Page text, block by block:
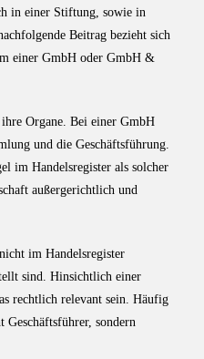
in einer Stiftung, sowie in
Beitrag bezieht sich
einer GmbH oder GmbH &
Organe. Bei einer GmbH
und die Geschäftsführung.
im Handelsregister als solcher
außergerichtlich und
im Handelsregister
sind. Hinsichtlich einer
rechtlich relevant sein. Häufig
Geschäftsführer, sondern